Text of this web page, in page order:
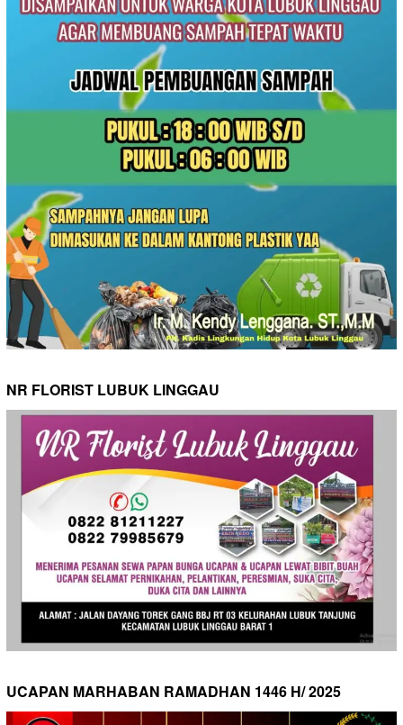
NR FLORIST LUBUK LINGGAU
UCAPAN MARHABAN RAMADHAN 1446 H/ 2025